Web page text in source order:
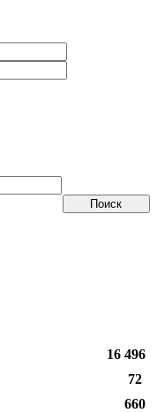
16 496
72
660